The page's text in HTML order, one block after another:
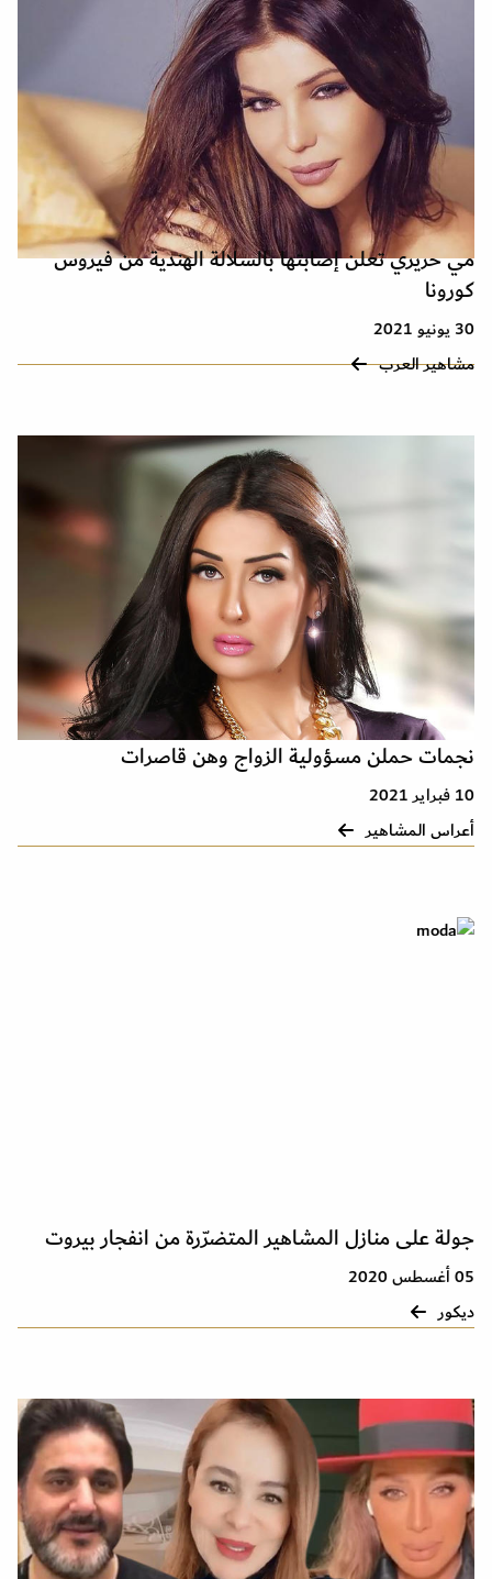
مي حريري تعلن إصابتها بالسلالة الهندية من فيروس
كورونا
30 يونيو 2021
مشاهير العرب
نجمات حملن مسؤولية الزواج وهن قاصرات
10 فبراير 2021
أعراس المشاهير
جولة على منازل المشاهير المتضرّرة من انفجار بيروت
05 أغسطس 2020
ديكور